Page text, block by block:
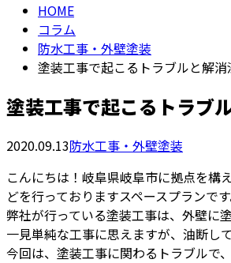
HOME
コラム
防水工事・外壁塗装
塗装工事で起こるトラブルと解
塗装工事で起こるトラブ
2020.09.13防水工事・外壁塗装
こんにちは！岐阜県岐阜市に拠点を構
どを行っておりますスペースプランです
弊社が行っている塗装工事は、外壁に
一見単純な工事に思えますが、油断し
今回は、塗装工事に関わるトラブルで